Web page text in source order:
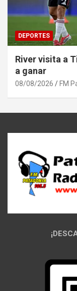
DEPORTES
River visita a
a ganar
08/08/2026 FM